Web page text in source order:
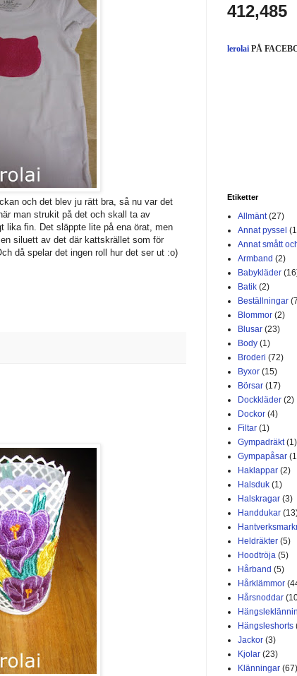
och det blev ju rätt bra, så nu var det
man strukit på det och skall ta av
lika fin. Det släppte lite på ena örat, men
siluett av det där kattskrället som för
då spelar det ingen roll hur det ser ut :o)
412,485
lerolai PÅ
Etiketter
Allmänt (27)
Annat pyssel
Annat smått
Armband (2)
Babykläder
Batik (2)
Beställningar
Blommor (2)
Blusar (23)
Body (1)
Broderi (72)
Byxor (15)
Börsar (17)
Dockkläder (2)
Dockor (4)
Filtar (1)
Gympadräkt (1)
Gympapåsar
Haklappar (2)
Halsduk (1)
Halskragar (3)
Handdukar
Heldräkter (5)
Hoodtröja (5)
Hårband (5)
Hårklämmor
Hårsnoddar
Hängsleshorts
Jackor (3)
Kjolar (23)
Klänningar (67)